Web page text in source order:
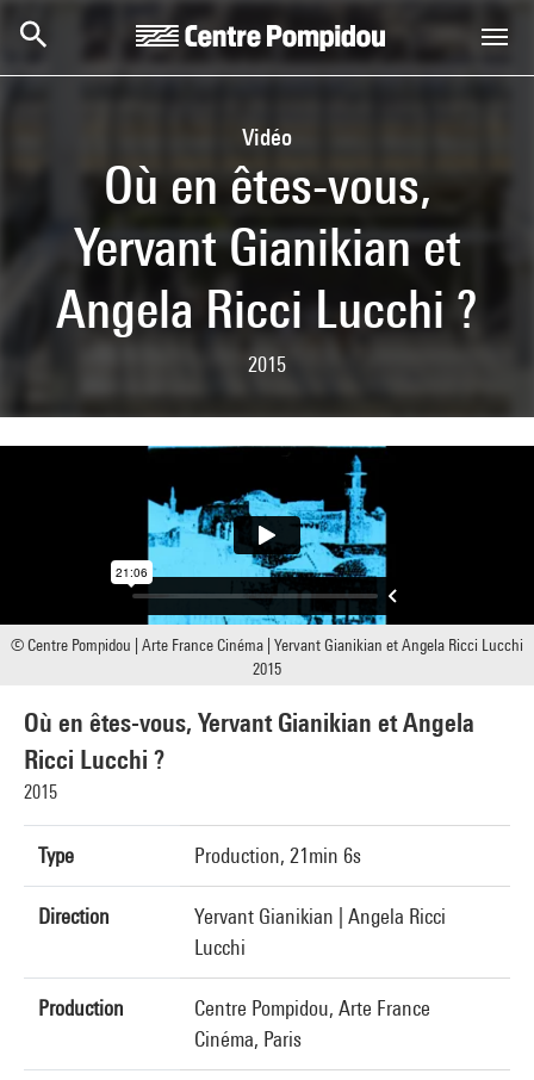
Vidéo
Où en êtes-vous,
Yervant Gianikian et
Angela Ricci Lucchi ?
2015
Où en êtes-vous, Yervant Gianikian et Angela
Ricci Lucchi ?
2015
Type Production, 21min 6s
Direction
Yervant Gianikian | Angela Ricci
Lucchi
Production
Centre Pompidou, Arte France
Cinéma, Paris
© Centre Pompidou | Arte France Cinéma | Yervant Gianikian et Angela Ricci Lucchi
2015